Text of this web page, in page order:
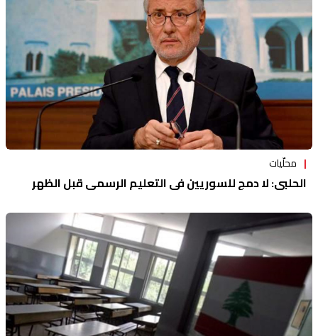
محلّيات
الحلبي: لا دمج للسوريين في التعليم الرسمي قبل الظهر